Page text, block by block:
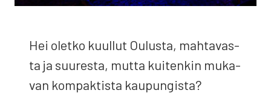
Hei olet­ko kuul­lut Oulus­ta, mah­ta­vas­
ta ja suu­res­ta, mut­ta kui­ten­kin muka­
van kom­pak­tis­ta kau­pun­gis­ta?